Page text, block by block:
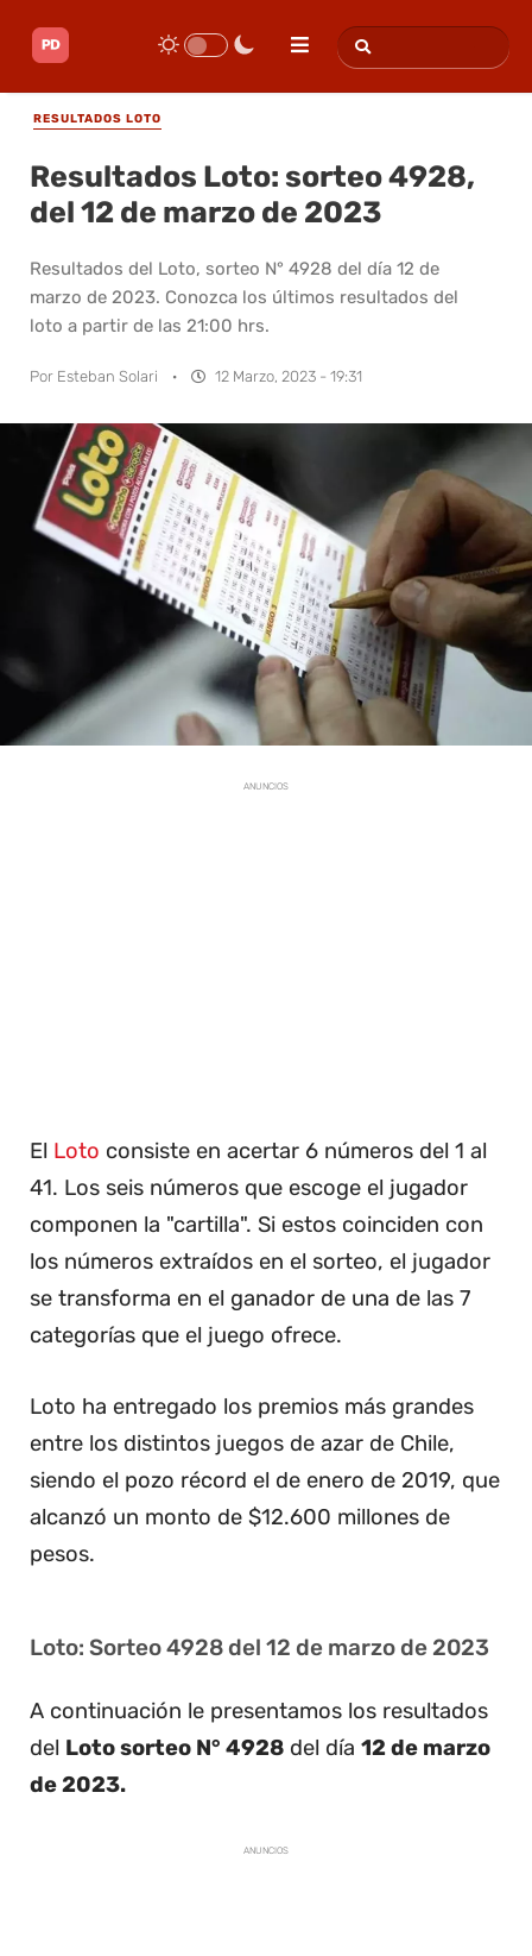
RESULTADOS LOTO
Resultados Loto: sorteo 4928,
del 12 de marzo de 2023
Resultados del Loto, sorteo N° 4928 del día 12 de
marzo de 2023. Conozca los últimos resultados del
loto a partir de las 21:00 hrs.
Por Esteban Solari · 12 Marzo, 2023 - 19:31
ANUNCIOS
El Loto consiste en acertar 6 números del 1 al
41. Los seis números que escoge el jugador
componen la "cartilla". Si estos coinciden con
los números extraídos en el sorteo, el jugador
se transforma en el ganador de una de las 7
categorías que el juego ofrece.
Loto ha entregado los premios más grandes
entre los distintos juegos de azar de Chile,
siendo el pozo récord el de enero de 2019, que
alcanzó un monto de $12.600 millones de
pesos.
Loto: Sorteo 4928 del 12 de marzo de 2023
A continuación le presentamos los resultados
del Loto sorteo N° 4928 del día 12 de marzo
de 2023.
ANUNCIOS